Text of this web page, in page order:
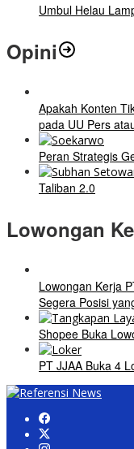
Umbul Helau
Opini
Apakah Konten
pada UU Pers
Peran Strategis
Taliban 2.0
Lowongan
Lowongan Kerja
Segera Posisi
Shopee Buka
PT JJAA Buka 4